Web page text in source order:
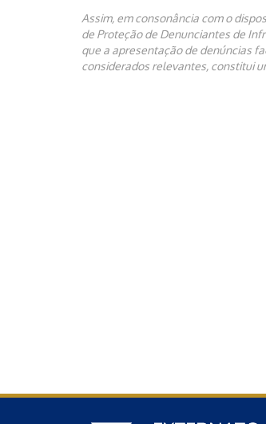
Assim, em consonância com o
de Proteção de Denunciantes de
que a apresentação de denúncias
considerados relevantes, constitui